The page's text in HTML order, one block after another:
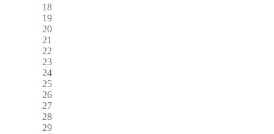
18
19
20
21
22
23
24
25
26
27
28
29